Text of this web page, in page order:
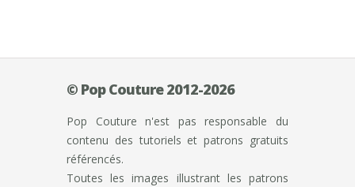
© Pop Couture 2012-2026
Pop Couture n'est pas responsable du
contenu des tutoriels et patrons gratuits
référencés.
Toutes les images illustrant les patrons